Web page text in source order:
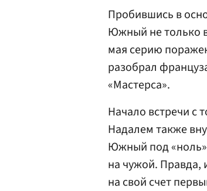
Пробившись в
Южный не только
мая серию
разобрал
«Мастерса».
Начало встречи с
Надалем также
Южный под «ноль»
на чужой. Правда,
на свой счет